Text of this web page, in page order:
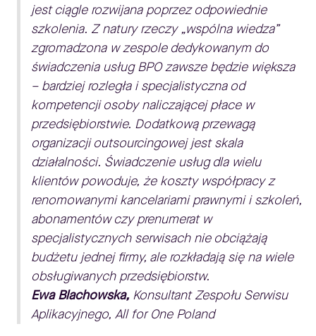
jest ciągle rozwijana poprzez odpowiednie
szkolenia. Z natury rzeczy „wspólna wiedza”
zgromadzona w zespole dedykowanym do
świadczenia usług BPO zawsze będzie większa
– bardziej rozległa i specjalistyczna od
kompetencji osoby naliczającej płace w
przedsiębiorstwie. Dodatkową przewagą
organizacji outsourcingowej jest skala
działalności. Świadczenie usług dla wielu
klientów powoduje, że koszty współpracy z
renomowanymi kancelariami prawnymi i szkoleń,
abonamentów czy prenumerat w
specjalistycznych serwisach nie obciążają
budżetu jednej firmy, ale rozkładają się na wiele
obsługiwanych przedsiębiorstw.
Ewa Blachowska, Konsultant Zespołu Serwisu
Aplikacyjnego, All for One Poland